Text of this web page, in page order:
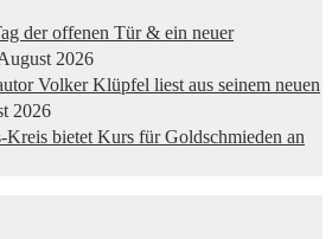
der offenen Tür & ein neuer
2026
Volker Klüpfel liest aus seinem neuen
2026
bietet Kurs für Goldschmieden an